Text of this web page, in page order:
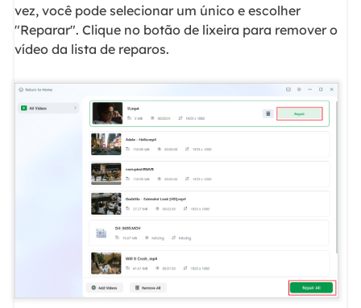
vez, você pode selecionar um único e escolher
"Reparar". Clique no botão de lixeira para remover o
vídeo da lista de reparos.